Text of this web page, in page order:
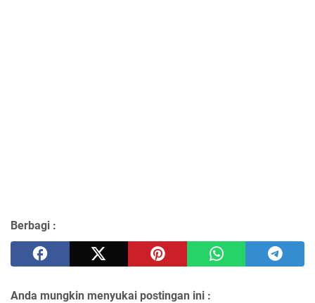
Berbagi :
Anda mungkin menyukai postingan ini :